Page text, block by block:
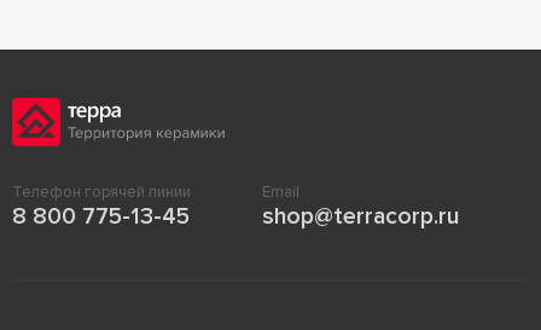
Телефон горячей линии
8 800 775-13-45
Email
shop@terracorp.ru